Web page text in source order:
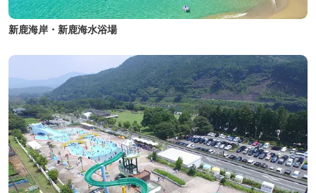
新鹿海岸・新鹿海水浴場